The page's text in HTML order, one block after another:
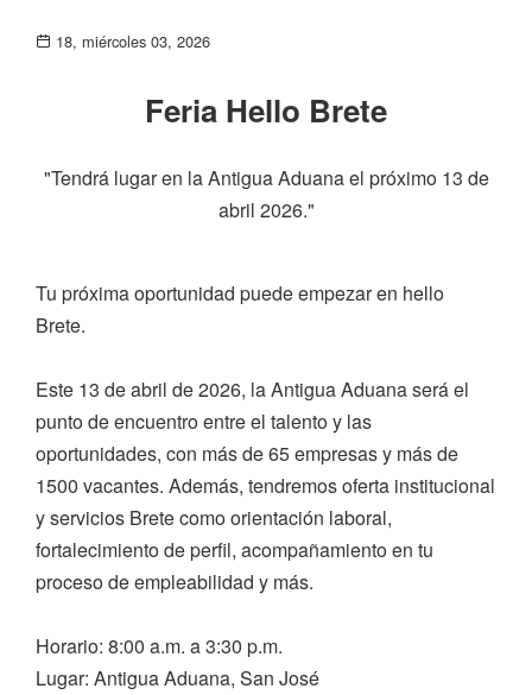
18, miércoles 03, 2026
Feria Hello Brete
"Tendrá lugar en la Antigua Aduana el próximo 13 de
abril 2026."
Tu próxima oportunidad puede empezar en hello
Brete.
Este 13 de abril de 2026, la Antigua Aduana será el
punto de encuentro entre el talento y las
oportunidades, con más de 65 empresas y más de
1500 vacantes. Además, tendremos oferta institucional
y servicios Brete como orientación laboral,
fortalecimiento de perfil, acompañamiento en tu
proceso de empleabilidad y más.
Horario: 8:00 a.m. a 3:30 p.m.
Lugar: Antigua Aduana, San José